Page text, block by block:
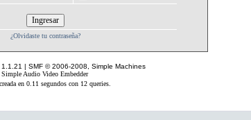
¿Olvidaste tu contraseña?
| SMF © 2006-2008, Simple Machines
Simple Audio Video Embedder
en 0.11 segundos con 12 queries.